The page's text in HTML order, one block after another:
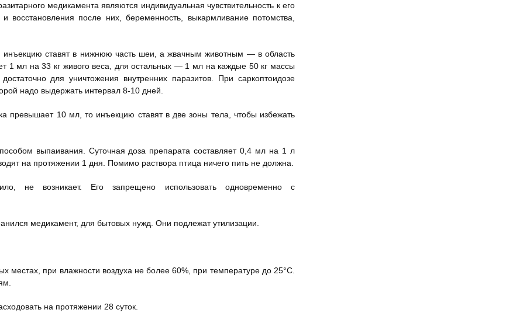
медикамента являются индивидуальная чувствительность к его
после них, беременность, выкармливание потомства,
ставят в нижнюю часть шеи, а жвачным животным — в область
1 мл на 33 кг живого веса, для остальных — 1 мл на каждые 50 кг массы
для уничтожения внутренних паразитов. При саркоптоидозе
надо выдержать интервал 8-10 дней.
превышает 10 мл, то инъекцию ставят в две зоны тела, чтобы избежать
выпаивания. Суточная доза препарата составляет 0,4 мл на 1 л
на протяжении 1 дня. Помимо раствора птица ничего пить не должна.
не возникает. Его запрещено использовать одновременно с
медикамент, для бытовых нужд. Они подлежат утилизации.
местах, при влажности воздуха не более 60%, при температуре до 25°С.
на протяжении 28 суток.